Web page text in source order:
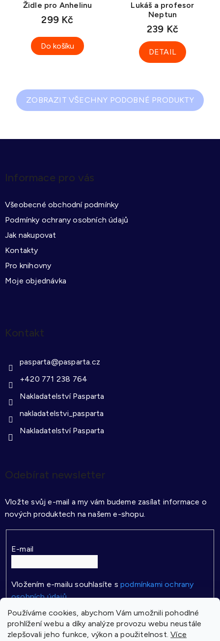
Používáme cookies, abychom Vám umožnili pohodlné
prohlížení webu a díky analýze provozu webu neustále
zlepšovali jeho funkce, výkon a použitelnost.Více
Židle pro Anhelinu
299 Kč
Do košíku
Lukáš a profesor
Neptun
239 Kč
DETAIL
ZOBRAZIT VŠECHNY PODOBNÉ PRODUKTY
p
aInformace pro vás
Všeobecné obchodní podmínky
Podmínky ochrany osobních údajů
Jak nakupovat
Kontakty
Pro knihovny
Moje objednávka
Kontakt
pasparta@pasparta.cz
+420 771 238 764
Nakladatelství Pasparta
nakladatelstvi_pasparta
Nakladatelství Pasparta
Odebírat newsletter
Vložte svůj e-mail a my vám budeme zasílat informace o
nových produktech na našem e-shopu.
E-mail
Vložením e-mailu souhlasíte s podmínkami ochrany
osobních údajů
PŘIHLÁSIT SE